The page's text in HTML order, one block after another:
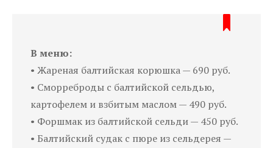
В меню:
• Жареная балтийская корюшка — 690 руб.
• Сморреброды с балтийской сельдью,
картофелем и взбитым маслом — 490 руб.
• Форшмак из балтийской сельди — 450 руб.
• Балтийский судак с пюре из сельдерея —